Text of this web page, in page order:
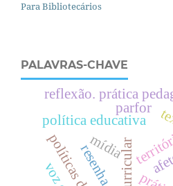
Para Bibliotecários
PALAVRAS-CHAVE
resenha
política educativa
mídia
parfor
reflexão. prática